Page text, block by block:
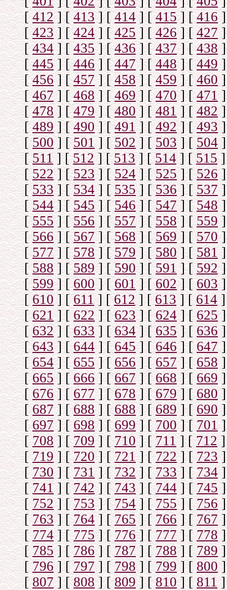
[412] [413] [414] [415] [416]
[423] [424] [425] [426] [427]
[434] [435] [436] [437] [438]
[445] [446] [447] [448] [449]
[ 456] [457] [458] [459] [460]
[467] [468] [469] [470] [471]
[478] [479] [480] [481] [482]
[489] [490] [491] [492] [493]
[500] [501] [502] [503] [504]
[511] [512] [513] [514] [515]
[522] [523] [524] [525] [526]
[533] [534] [535] [536] [ 537]
[544] [545] [546] [547] [548]
[555] [556] [557] [558] [559]
[566] [567] [568] [569] [570]
[577] [578] [579] [580] [581]
[588] [589] [590] [591] [592]
[599] [600] [ 601] [602] [603]
[610] [611] [612] [613] [614]
[621] [622] [623] [624] [625]
[632] [633] [634] [635] [636]
[643] [644] [645] [646] [647]
[654] [655] [656] [657] [658]
[665] [666] [667] [668] [669]
[676] [677] [678] [679] [680]
[687] [688] [688] [689] [690]
[697] [698] [699] [700] [701]
[708] [709] [710] [711] [712]
[719] [720] [721] [722] [723]
[730] [731] [732] [733] [734]
[741] [742] [743] [744] [745]
[752] [753] [754] [755] [756]
[763] [764] [765] [766] [767]
[ 774] [775] [776] [777] [778]
[785] [786] [787] [788] [789]
[796] [797] [798] [799] [ 800]
[807] [808] [809] [810] [811]